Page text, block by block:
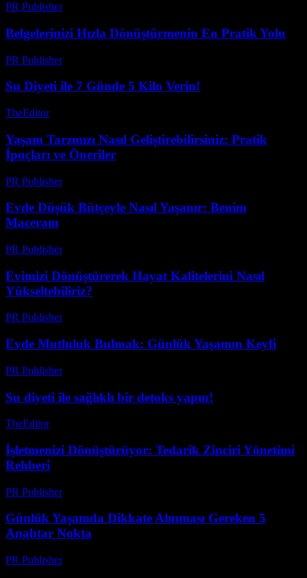
PR Publisher-
Belgelerinizi Hızla Dönüştürmenin En Pratik Yolu
PR Publisher-
Su Diyeti ile 7 Günde 5 Kilo Verin!
TheEditor-
Yaşam Tarzınızı Nasıl Geliştirebilirsiniz: Pratik
İpuçları ve Öneriler
PR Publisher-
Evde Düşük Bütçeyle Nasıl Yaşanır: Benim
Maceram
PR Publisher-
Evimizi Dönüştürerek Hayat Kalitelerini Nasıl
Yükseltebiliriz?
PR Publisher-
Evde Mutluluk Bulmak: Günlük Yaşamın Keyfi
PR Publisher-
Su diyeti ile sağlıklı bir detoks yapın!
TheEditor-
İşletmenizi Dönüştürüyor: Tedarik Zinciri Yönetimi
Rehberi
PR Publisher-
Günlük Yaşamda Dikkate Alınması Gereken 5
Anahtar Nokta
PR Publisher-